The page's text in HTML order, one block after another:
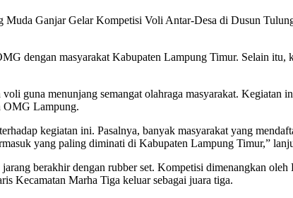
Ganjar Gelar Kompetisi Voli Antar-Desa di Dusun
dengan masyarakat Kabupaten Lampung Timur. Selain itu,
guna menunjang semangat olahraga masyarakat.
OMG Lampung.
kegiatan ini. Pasalnya, banyak masyarakat yang
yang paling diminati di Kabupaten Lampung Timur,”
berakhir dengan rubber set. Kompetisi dimenangkan
Kecamatan Marha Tiga keluar sebagai juara tiga.